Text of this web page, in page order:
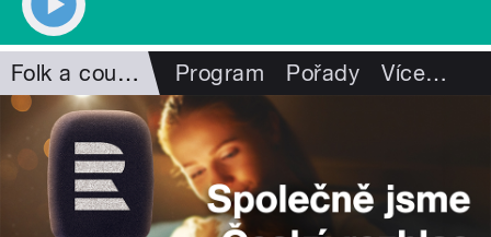
Folk a country Program Pořady Více…